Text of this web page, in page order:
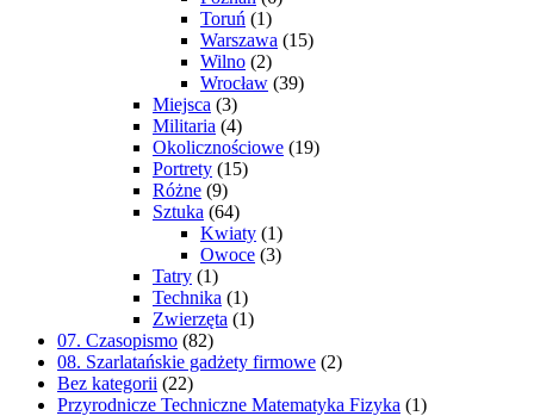
Toruń (1)
Warszawa (15)
Wilno (2)
Wrocław (39)
Miejsca (3)
Militaria (4)
Okolicznościowe (19)
Portrety (15)
Różne (9)
Sztuka (64)
Kwiaty (1)
Owoce (3)
Tatry (1)
Technika (1)
Zwierzęta (1)
07. Czasopismo (82)
08. Szarlatańskie gadżety firmowe (2)
Bez kategorii (22)
Przyrodnicze Techniczne Matematyka Fizyka (1)